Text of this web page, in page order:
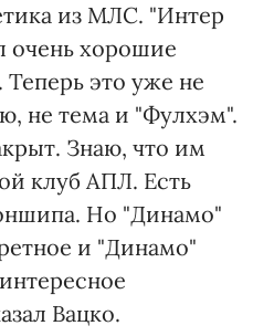
из МЛС. "Интер
очень хорошие
Теперь это уже не
не тема и "Фулхэм".
Знаю, что им
клуб АПЛ. Есть
Но "Динамо"
и "Динамо"
Вацко.